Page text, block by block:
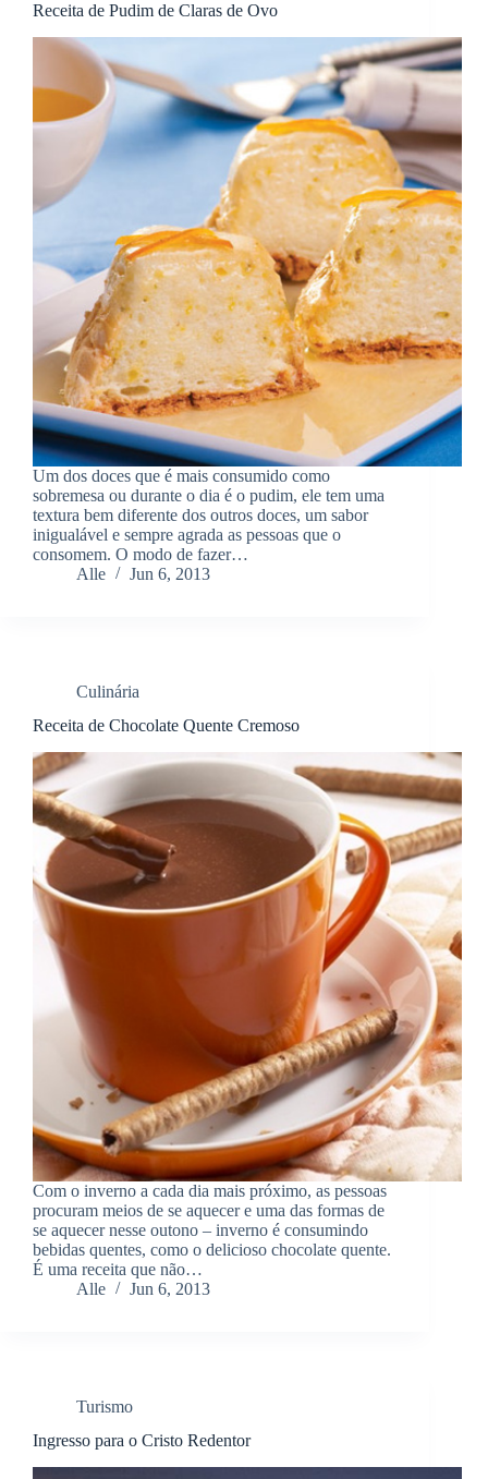
Receita de Pudim de Claras de Ovo
Um dos doces que é mais consumido como
sobremesa ou durante o dia é o pudim, ele tem uma
textura bem diferente dos outros doces, um sabor
inigualável e sempre agrada as pessoas que o
consomem. O modo de fazer…
Alle
Jun 6, 2013
Culinária
Receita de Chocolate Quente Cremoso
Com o inverno a cada dia mais próximo, as pessoas
procuram meios de se aquecer e uma das formas de
se aquecer nesse outono – inverno é consumindo
bebidas quentes, como o delicioso chocolate quente.
É uma receita que não…
Alle
Jun 6, 2013
Turismo
Ingresso para o Cristo Redentor